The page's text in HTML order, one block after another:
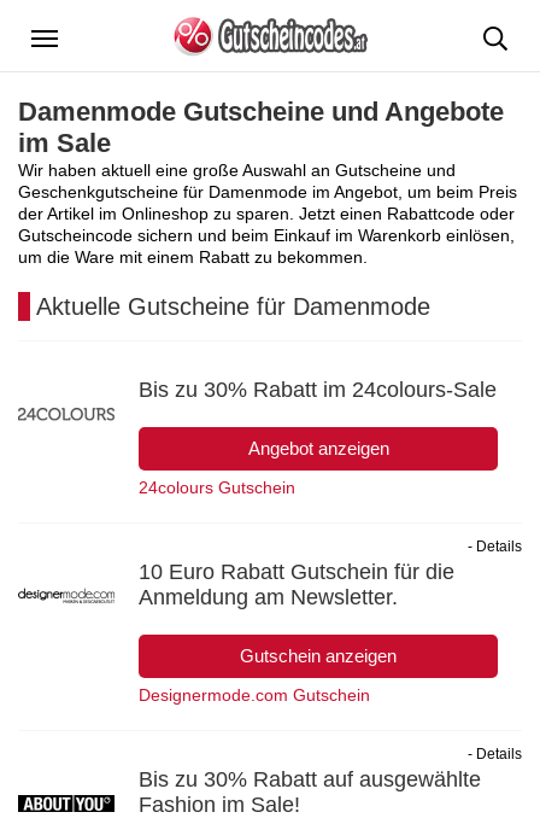
Menü
Damenmode Gutscheine und Angebote
im Sale
Wir haben aktuell eine große Auswahl an Gutscheine und
Geschenkgutscheine für Damenmode im Angebot, um beim Preis
der Artikel im Onlineshop zu sparen. Jetzt einen Rabattcode oder
Gutscheincode sichern und beim Einkauf im Warenkorb einlösen,
um die Ware mit einem Rabatt zu bekommen.
Aktuelle Gutscheine für Damenmode
Bis zu 30% Rabatt im 24colours-Sale
Angebot anzeigen
24colours Gutschein
10 Euro Rabatt Gutschein für die
Anmeldung am Newsletter.
Gutschein anzeigen
- Details
Designermode.com Gutschein
Bis zu 30% Rabatt auf ausgewählte
Fashion im Sale!
- Details